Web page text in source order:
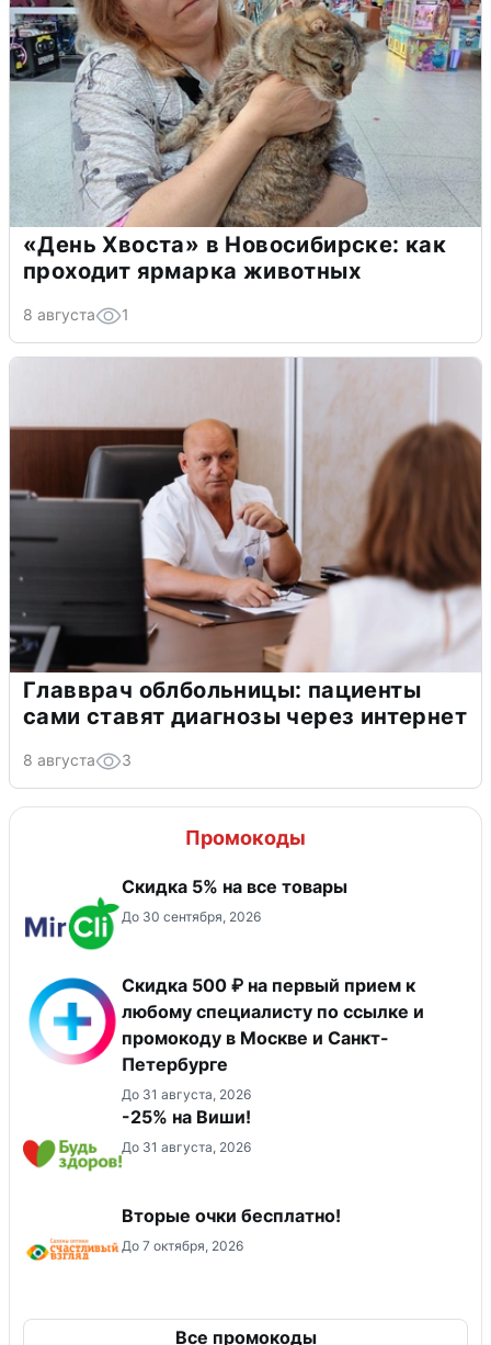
«День Хвоста» в Новосибирске: как
проходит ярмарка животных
8 августа 1
Главврач облбольницы: пациенты
сами ставят диагнозы через интернет
8 августа 3
Промокоды
Скидка 5% на все товары
До 30 сентября, 2026
Скидка 500 ₽ на первый прием к
любому специалисту по ссылке и
промокоду в Москве и Санкт-
Петербурге
До 31 августа, 2026
-25% на Виши!
До 31 августа, 2026
Вторые очки бесплатно!
До 7 октября, 2026
Все промокоды